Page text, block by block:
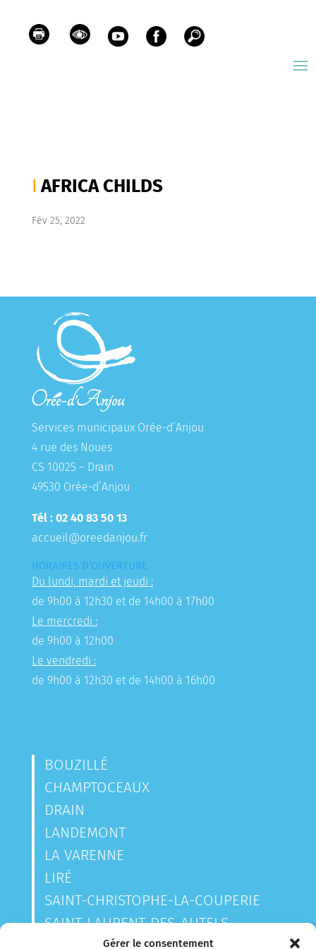
Gérer le consentement
AFRICA CHILDS
Fév 25, 2022
Services municipaux Orée-d’Anjou
4 rue des Noues
CS 10025 – Drain
49530 Orée-d’Anjou
Tél : 02 40 83 50 13
accueil@oreedanjou.fr
HORAIRES D’OUVERTURE
Du lundi, mardi et jeudi :
de 9h00 à 12h30 et de 14h00 à 17h00
Le mercredi :
de 9h00 à 12h00
Le vendredi :
de 9h00 à 12h30 et de 14h00 à 16h00
BOUZILLÉ
CHAMPTOCEAUX
DRAIN
LANDEMONT
LA VARENNE
LIRÉ
SAINT-CHRISTOPHE-LA-COUPERIE
SAINT-LAURENT-DES-AUTELS
SAINT-SAUVEUR-DE-LANDEMONT